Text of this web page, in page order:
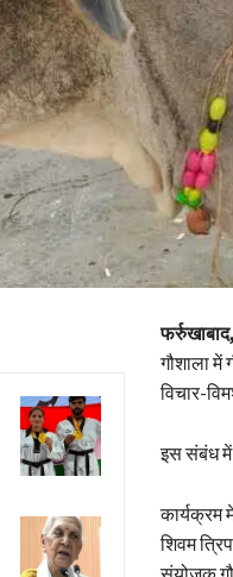
गौशाला में
विचार-
इस संबंध में
कार्यक्रम
शिवम